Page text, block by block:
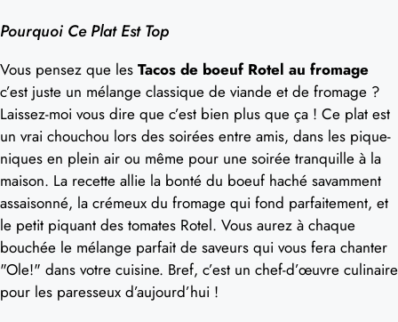
Pourquoi Ce Plat Est Top
Vous pensez que les Tacos de boeuf Rotel au fromage
c’est juste un mélange classique de viande et de fromage ?
Laissez-moi vous dire que c’est bien plus que ça ! Ce plat est
un vrai chouchou lors des soirées entre amis, dans les pique-
niques en plein air ou même pour une soirée tranquille à la
maison. La recette allie la bonté du boeuf haché savamment
assaisonné, la crémeux du fromage qui fond parfaitement, et
le petit piquant des tomates Rotel. Vous aurez à chaque
bouchée le mélange parfait de saveurs qui vous fera chanter
"Ole!" dans votre cuisine. Bref, c’est un chef-d’œuvre culinaire
pour les paresseux d’aujourd’hui !